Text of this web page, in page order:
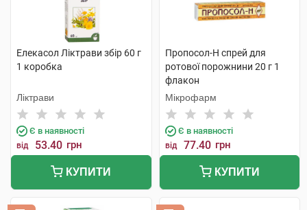
Елекасол Ліктрави збір 60 г
1 коробка
Ліктрави
Є в наявності
від 53.40 грн
КУПИТИ
Пропосол-Н спрей для
ротової порожнини 20 г 1
флакон
Мікрофарм
Є в наявності
від 77.40 грн
КУПИТИ